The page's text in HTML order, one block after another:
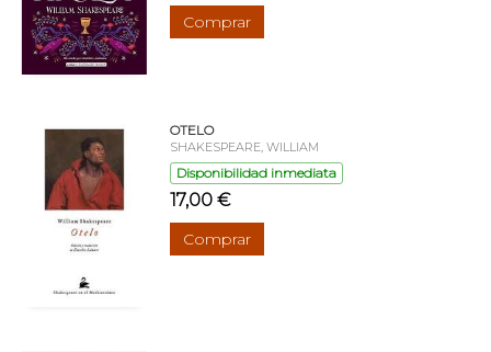
Comprar
OTELO
SHAKESPEARE, WILLIAM
Disponibilidad inmediata
17,00 €
Comprar